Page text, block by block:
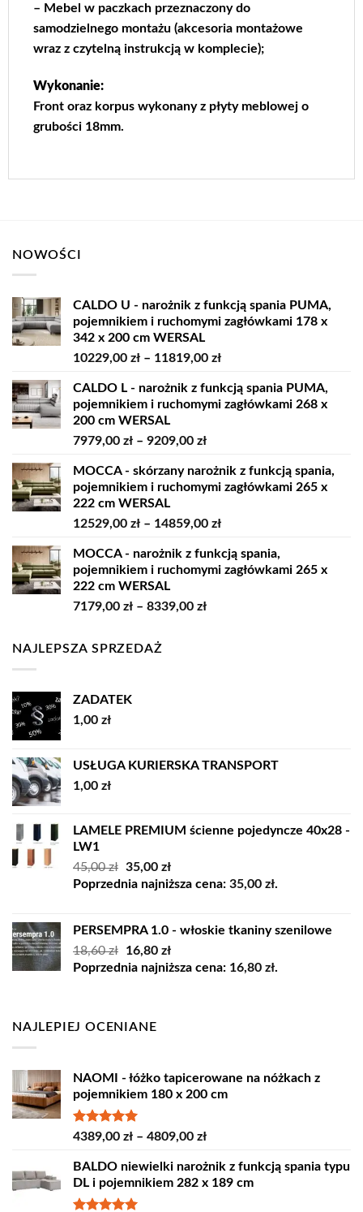
– Mebel w paczkach przeznaczony do
samodzielnego montażu (akcesoria montażowe
wraz z czytelną instrukcją w komplecie);
Wykonanie:
Front oraz korpus wykonany z płyty meblowej o
grubości 18mm.
NOWOŚCI
CALDO U - narożnik z funkcją spania PUMA,
pojemnikiem i ruchomymi zagłówkami 178 x
342 x 200 cm WERSAL
10229,00 zł – 11819,00 złZakres
od
10229,00 zł
CALDO L - narożnik z funkcją spania PUMA,
pojemnikiem i ruchomymi zagłówkami 268 x
200 cm WERSAL
7979,00 zł – 9209,00 złZakres
od
7979,00 zł
9209,00 zł
MOCCA - skórzany narożnik z funkcją spania,
pojemnikiem i ruchomymi zagłówkami 265 x
222 cm WERSAL
12529,00 zł – 14859,00 złZakres
od
12529,00 zł
MOCCA - narożnik z funkcją spania,
pojemnikiem i ruchomymi zagłówkami 265 x
222 cm WERSAL
7179,00 zł – 8339,00 złZakres
NAJLEPSZA SPRZEDAŻ
ZADATEK
1,00 zł
USŁUGA KURIERSKA TRANSPORT
1,00 zł
LAMELE PREMIUM ścienne pojedyncze 40x28 -
LW1
45,00zł Pierwotna
cena
35,00 złAktualna
cena
Poprzednia najniższa cena: 35,00 zł.
PERSEMPRA 1.0 - włoskie tkaniny szenilowe
18,60zł
Pierwotna
cena
16,80 złAktualna
cena
Poprzednia najniższa cena: 16,80 zł.
NAJLEPIEJ OCENIANE
NAOMI - łóżko tapicerowane na nóżkach z
pojemnikiem 180 x 200 cm
Oceniono
4389,00 zł – 4809,00 złZakres
od
4389,00 zł
BALDO niewielki narożnik z funkcją spania typu
DL i pojemnikiem 282 x 189 cm